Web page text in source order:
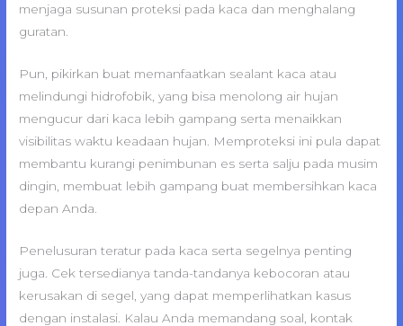
menjaga susunan proteksi pada kaca dan menghalang
guratan.
Pun, pikirkan buat memanfaatkan sealant kaca atau
melindungi hidrofobik, yang bisa menolong air hujan
mengucur dari kaca lebih gampang serta menaikkan
visibilitas waktu keadaan hujan. Memproteksi ini pula dapat
membantu kurangi penimbunan es serta salju pada musim
dingin, membuat lebih gampang buat membersihkan kaca
depan Anda.
Penelusuran teratur pada kaca serta segelnya penting
juga. Cek tersedianya tanda-tandanya kebocoran atau
kerusakan di segel, yang dapat memperlihatkan kasus
dengan instalasi. Kalau Anda memandang soal, kontak